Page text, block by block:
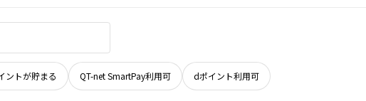
ントが貯まる QT-net SmartPay利用可 dポイント利用可